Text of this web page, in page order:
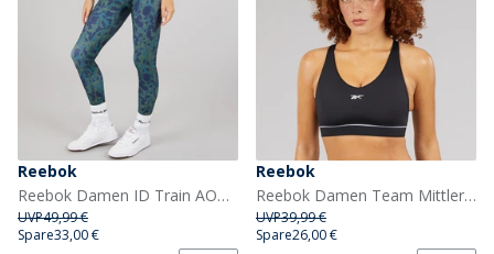
Reebok
Reebok Damen ID Train AOP Hohe Taille Enge Leggings Escape Green
UVP49,99 €
Spare33,00 €
Reebok
Reebok Damen Team Mittlere Unterstützung Sport BH Top Schwarz
UVP39,99 €
Spare26,00 €